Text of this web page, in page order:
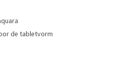
de tabletvorm